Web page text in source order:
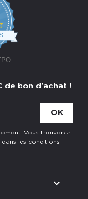
4.7
star
rating
de bon d'achat !
Vous trouverez
les conditions
